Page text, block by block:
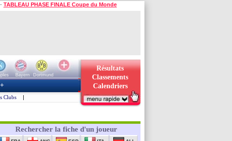
- TABLEAU PHASE FINALE Coupe du Monde
Bayern
Dortmund
Résultats
Classements
Calendriers
+
Clubs |